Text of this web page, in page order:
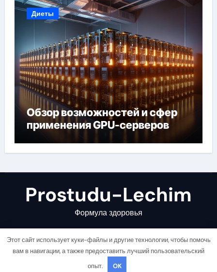
Диеты
Обзор возможностей и сфер
применения GPU-серверов
Prostudu-Lechim
Формула здоровья
Copyright © All rights reserved |
Этот сайт использует куки-файлы и другие технологии, чтобы помочь
вам в навигации, а также предоставить лучший пользовательский
опыт.
OK